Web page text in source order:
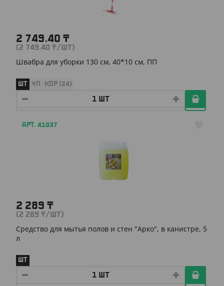
2 749.40 ₸
(2 749.40 ₸/ШТ)
Швабра для уборки 130 см, 40*10 см, ПП
ШТ УП КОР (24)
АРТ. 41037
2 289 ₸
(2 289 ₸/ШТ)
Средство для мытья полов и стен "Арко", в канистре, 5
л
ШТ